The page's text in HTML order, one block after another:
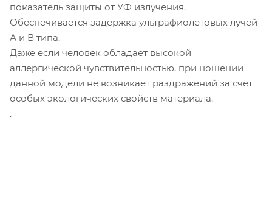
показатель защиты от УФ излучения.
Обеспечивается задержка ультрафиолетовых лучей
А и В типа.
Даже если человек обладает высокой
аллергической чувствительностью, при ношении
данной модели не возникает раздражений за счёт
особых экологических свойств материала.
.